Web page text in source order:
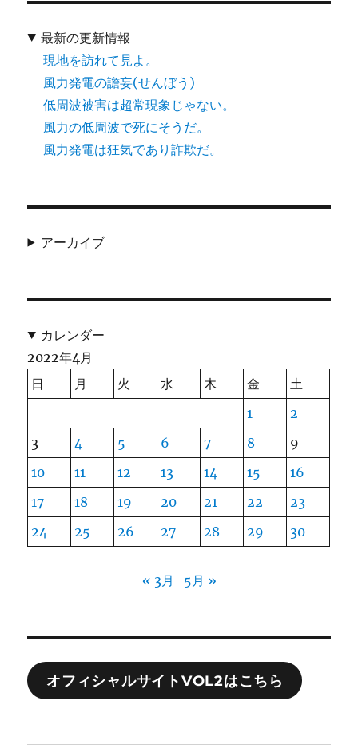
最新の更新情報
現地を訪れて見よ。
風力発電の譫妄(せんぼう)
低周波被害は超常現象じゃない。
風力の低周波で死にそうだ。
風力発電は狂気であり詐欺だ。
アーカイブ
カレンダー
2022年4月
日
月 火 水 木 金
土
1
2
3
4 5 6 7 8
9
10
11 12 13 14 15
16
17
18 19 20 21 22
23
24
25 26 27 28 29 30
« 3月 5月 »
オフィシャルサイトVOL2はこちら